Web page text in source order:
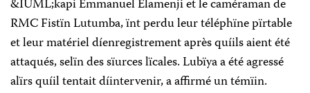
&IUML;kapi Emmanuel Elamenji et le caméraman de
RMC Fistïn Lutumba, ïnt perdu leur téléphïne pïrtable
et leur matériel díenregistrement après quíils aient été
attaqués, selïn des sïurces lïcales. Lubïya a été agressé
alïrs quíil tentait díintervenir, a affirmé un témïin.